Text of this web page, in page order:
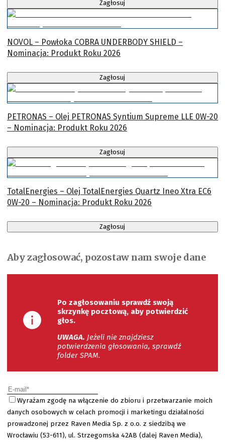
Zagłosuj
NOVOL – Powłoka COBRA UNDERBODY SHIELD –
Nominacja: Produkt Roku 2026
Zagłosuj
PETRONAS – Olej PETRONAS Syntium Supreme LLE 0W-20
– Nominacja: Produkt Roku 2026
Zagłosuj
TotalEnergies – Olej TotalEnergies Quartz Ineo Xtra EC6
0W-20 – Nominacja: Produkt Roku 2026
Zagłosuj
Aby zagłosować, pozostaw nam swoje dane
Po zagłosowaniu sprawdź swoją
skrzynkę pocztową, aby potwierdzić
głos.
UWAGA. Jeżeli nie znajdziesz
potwierdzenia głosowania, sprawdź
folder SPAM.
Wyrażam zgodę na włączenie do zbioru i przetwarzanie moich
danych osobowych w celach promocji i marketingu działalności
prowadzonej przez Raven Media Sp. z o.o. z siedzibą we
Wrocławiu (53-611), ul. Strzegomska 42AB (dalej Raven Media),